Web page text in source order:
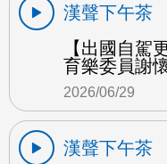
漢聲下午茶
【出國自駕
育樂委員謝
2026/06/29
漢聲下午茶